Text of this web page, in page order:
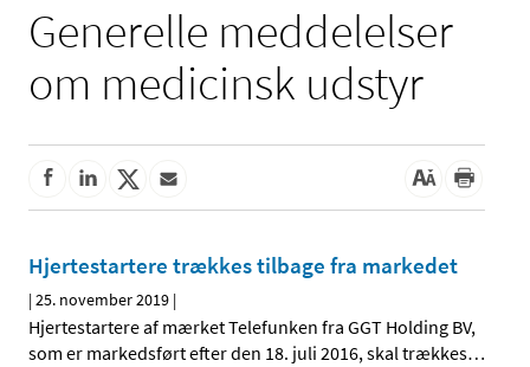
Generelle meddelelser
om medicinsk udstyr
Hjertestartere trækkes tilbage fra markedet
|25. november 2019 |
Hjertestartere af mærket Telefunken fra GGT Holding BV,
som er markedsført efter den 18. juli 2016, skal trækkes…